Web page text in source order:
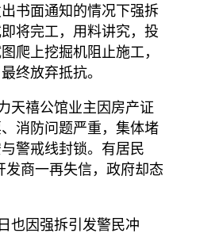
书面通知的情况下强拆
将完工，用料讲究，投
爬上挖掘机阻止施工，
终放弃抵抗。
天禧公馆业主因房产证
消防问题严重，集体堵
警戒线封锁。有居民
发商一再失信，政府却态
也因强拆引发警民冲